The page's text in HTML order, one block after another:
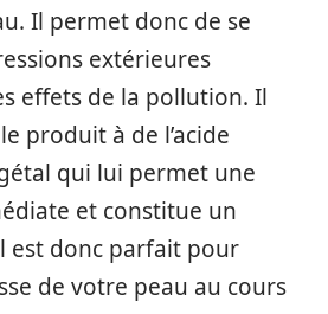
Il permet donc de se
extérieures
effets de la pollution. Il
produit à de l’acide
qui lui permet une
et constitue un
est donc parfait pour
de votre peau au cours